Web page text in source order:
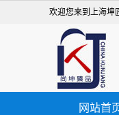
欢迎您来到上海坤
网站首